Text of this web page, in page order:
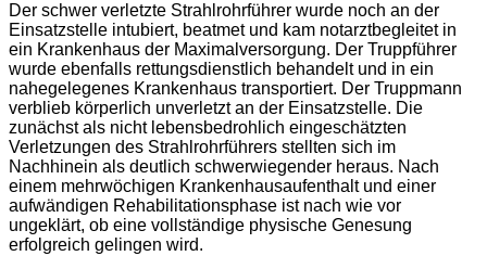
Der schwer verletzte Strahlrohrführer wurde noch an der
Einsatzstelle intubiert, beatmet und kam notarztbegleitet in
ein Krankenhaus der Maximalversorgung. Der Truppführer
wurde ebenfalls rettungsdienstlich behandelt und in ein
nahegelegenes Krankenhaus transportiert. Der Truppmann
verblieb körperlich unverletzt an der Einsatzstelle. Die
zunächst als nicht lebensbedrohlich eingeschätzten
Verletzungen des Strahlrohrführers stellten sich im
Nachhinein als deutlich schwerwiegender heraus. Nach
einem mehrwöchigen Krankenhausaufenthalt und einer
aufwändigen Rehabilitationsphase ist nach wie vor
ungeklärt, ob eine vollständige physische Genesung
erfolgreich gelingen wird.